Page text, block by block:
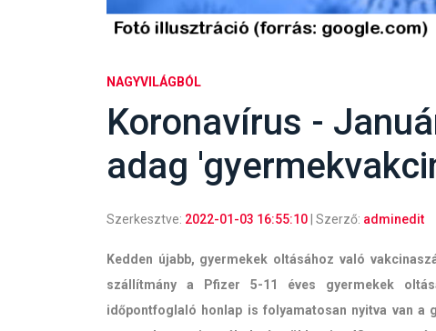
NAGYVILÁGBÓL
Koronavírus -
adag
Szerkesztve: 2022-01-03 16:55:10 | Szerző: adminedit
Kedden újabb, gyermekek oltásához való
szállítmány a Pfizer 5-11 éves gyermekek
időpontfoglaló honlap is folyamatosan nyitva van